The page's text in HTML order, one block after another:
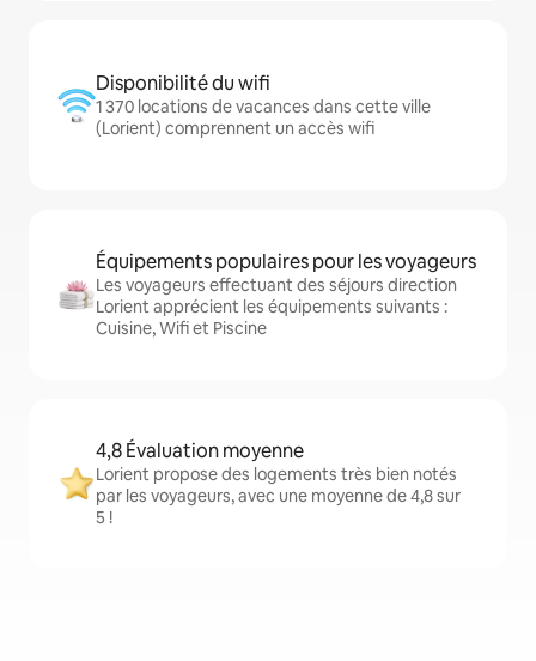
Disponibilité du wifi
1 370 locations de vacances dans cette ville
(Lorient) comprennent un accès wifi
Équipements populaires pour les voyageurs
Les voyageurs effectuant des séjours direction
Lorient apprécient les équipements suivants :
Cuisine, Wifi et Piscine
4,8 Évaluation moyenne
Lorient propose des logements très bien notés
par les voyageurs, avec une moyenne de 4,8 sur
5 !